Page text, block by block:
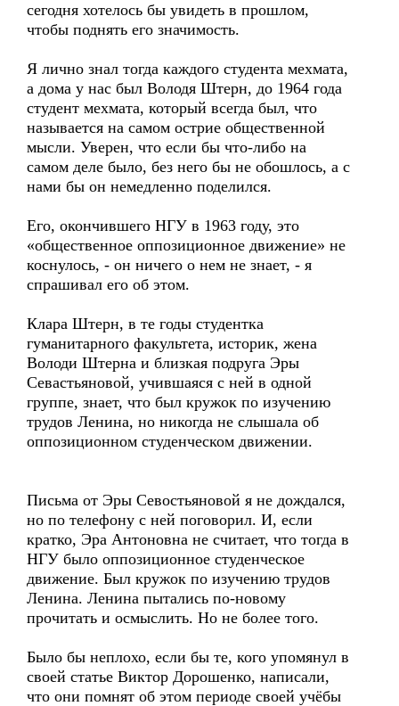
сегодня хотелось бы увидеть в прошлом,
чтобы поднять его значимость.
Я лично знал тогда каждого студента мехмата,
а дома у нас был Володя Штерн, до 1964 года
студент мехмата, который всегда был, что
называется на самом острие общественной
мысли. Уверен, что если бы что-либо на
самом деле было, без него бы не обошлось, а с
нами бы он немедленно поделился.
Его, окончившего НГУ в 1963 году, это
«общественное оппозиционное движение» не
коснулось, - он ничего о нем не знает, - я
спрашивал его об этом.
Клара Штерн, в те годы студентка
гуманитарного факультета, историк, жена
Володи Штерна и близкая подруга Эры
Севастьяновой, учившаяся с ней в одной
группе, знает, что был кружок по изучению
трудов Ленина, но никогда не слышала об
оппозиционном студенческом движении.
Письма от Эры Севостьяновой я не дождался,
но по телефону с ней поговорил. И, если
кратко, Эра Антоновна не считает, что тогда в
НГУ было оппозиционное студенческое
движение. Был кружок по изучению трудов
Ленина. Ленина пытались по-новому
прочитать и осмыслить. Но не более того.
Было бы неплохо, если бы те, кого упомянул в
своей статье Виктор Дорошенко, написали,
что они помнят об этом периоде своей учёбы